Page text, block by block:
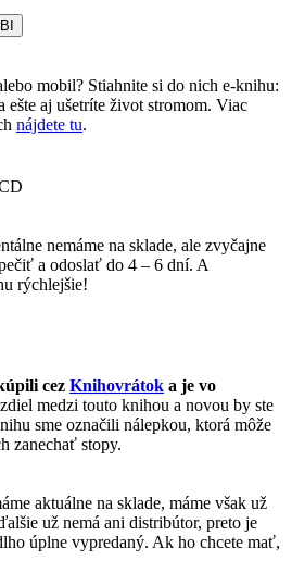
mobil? Stiahnite si do nich e-knihu:
ešte aj ušetríte život stromom. Viac
nájdete tu.
nemáme na sklade, ale zvyčajne
a odoslať do 4 – 6 dní. A
rýchlejšie!
cez Knihovrátok a je vo
medzi touto knihou a novou by ste
sme označili nálepkou, ktorá môže
zanechať stopy.
aktuálne na sklade, máme však už
už nemá ani distribútor, preto je
úplne vypredaný. Ak ho chcete mať,